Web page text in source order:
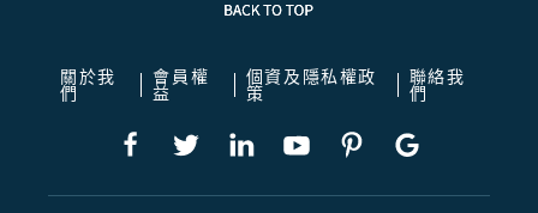
關於我
們
會員權
益
個資及隱私權政
策
聯絡我
們